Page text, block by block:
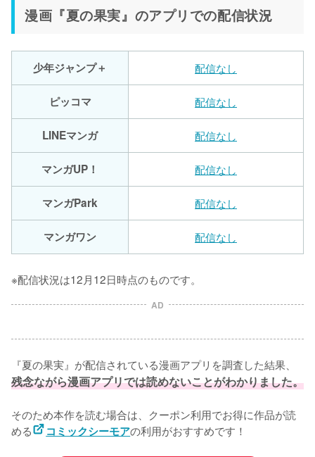
漫画『夏の果実』のアプリでの配信状況
少年ジャンプ＋ 配信なし
ピッコマ 配信なし
LINEマンガ 配信なし
マンガUP！ 配信なし
マンガPark 配信なし
マンガワン 配信なし
※配信状況は12月12日時点のものです。
AD
『夏の果実』が配信されている漫画アプリを調査した結果、
残念ながら漫画アプリでは読めないことがわかりました。
そのため本作を読む場合は、クーポン利用でお得に作品が読
める
コミックシーモアの利用がおすすめです！